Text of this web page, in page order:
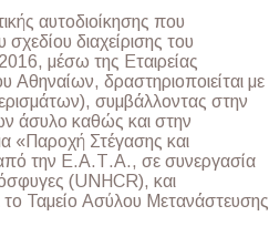
αυτοδιοίκησης που
διαχείρισης του
μέσω της Εταιρείας
Αθηναίων, δραστηριοποιείται με
συμβάλλοντας στην
άσυλο καθώς και στην
«Παροχή Στέγασης και
από την Ε.Α.Τ.Α., σε συνεργασία
(UNHCR), και
Ταμείο Ασύλου Μετανάστευσης